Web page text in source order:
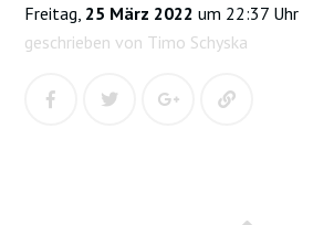
Freitag, 25 März 2022 um 22:37 Uhr
geschrieben von Timo Schyska